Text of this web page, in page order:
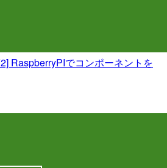
RaspberryPIでコンポーネントを